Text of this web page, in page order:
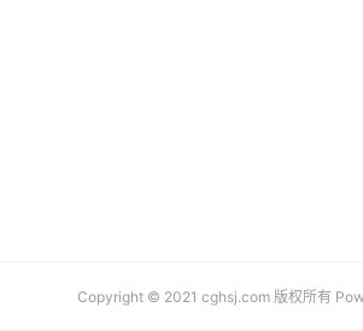
Copyright © 2021 cghsj.com 版权所有